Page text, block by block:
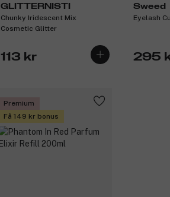
GLITTERNISTI
Chunky Iridescent Mix
Cosmetic Glitter
113 kr
Sweed
Eyelash
295
Premium
Få 149 kr bonus